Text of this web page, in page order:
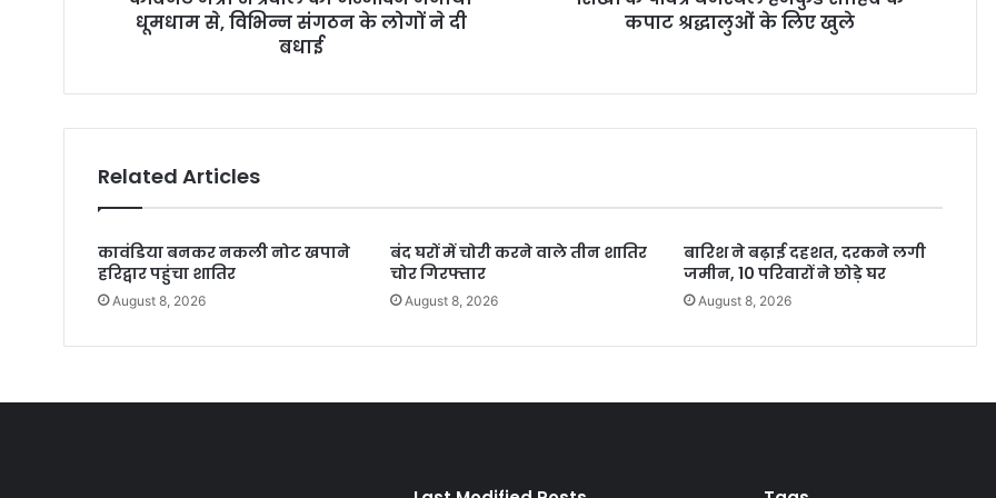
धूमधाम से, विभिन्न संगठन के लोगों ने दी
बधाई
कपाट श्रद्धालुओं के लिए खुले
Related Articles
कावंडिया बनकर नकली नोट खपाने
हरिद्वार पहुंचा शातिर
August 8, 2026
बंद घरों में चोरी करने वाले तीन शातिर
चोर गिरफ्तार
August 8, 2026
बारिश ने बढ़ाई दहशत, दरकने लगी
जमीन, 10 परिवारों ने छोड़े घर
August 8, 2026